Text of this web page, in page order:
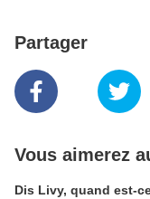
Partager
Vous aimerez
Dis Livy, quand est-